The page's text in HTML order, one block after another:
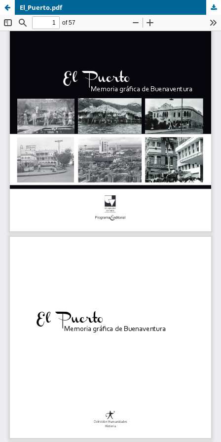
El_Puerto.pdf